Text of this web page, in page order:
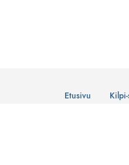
Etusivu